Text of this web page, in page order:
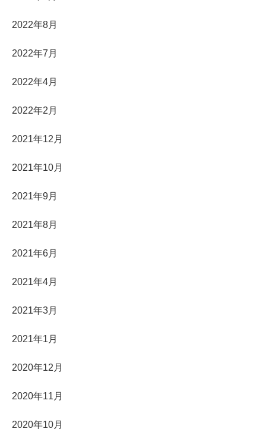
2022年8月
2022年7月
2022年4月
2022年2月
2021年12月
2021年10月
2021年9月
2021年8月
2021年6月
2021年4月
2021年3月
2021年1月
2020年12月
2020年11月
2020年10月